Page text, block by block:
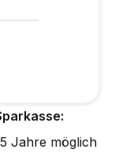
Jahre möglich